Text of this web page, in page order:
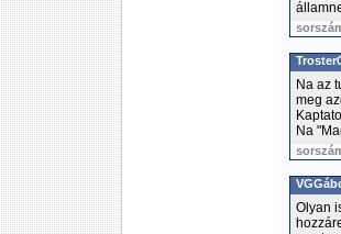
Na az
meg
Na
Olyan